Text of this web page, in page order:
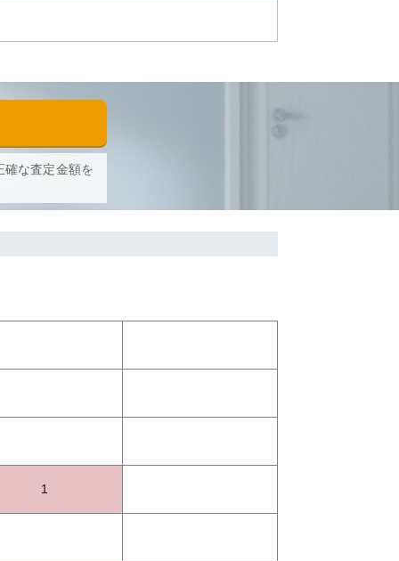
確な査定金額を
1